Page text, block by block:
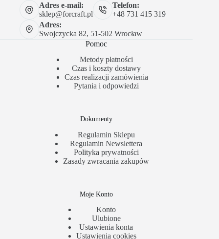
Adres e-mail:
sklep@forcraft.pl
Telefon:
+48 731 415 319
Adres:
Swojczycka 82, 51-502 Wrocław
Pomoc
Metody płatności
Czas i koszty dostawy
Czas realizacji zamówienia
Pytania i odpowiedzi
Dokumenty
Regulamin Sklepu
Regulamin Newslettera
Polityka prywatności
Zasady zwracania zakupów
Moje Konto
Konto
Ulubione
Ustawienia konta
Ustawienia cookies